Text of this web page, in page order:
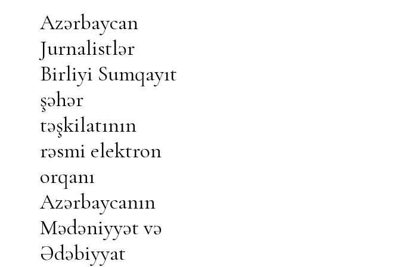
Azərbaycan
Jurnalistlər
Birliyi Sumqayıt
şəhər
təşkilatının
rəsmi elektron
orqanı
Azərbaycanın
Mədəniyyət və
Ədəbiyyat